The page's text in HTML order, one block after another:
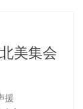
美集会
援